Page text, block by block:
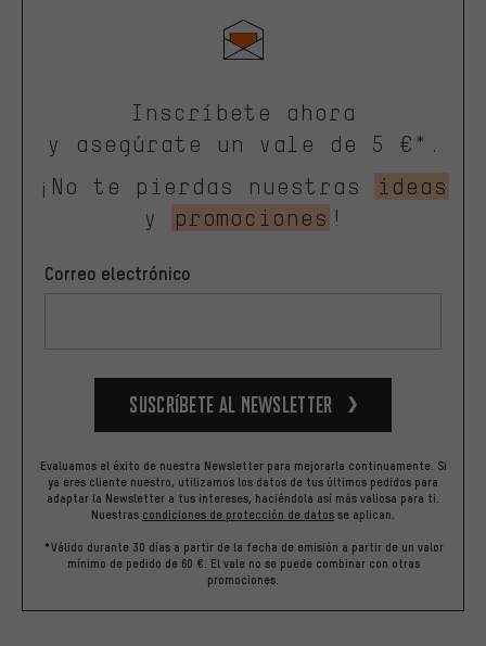
Inscríbete ahora
y asegúrate un vale de 5 €*.
¡No te pierdas nuestras
ideas
y
promociones !
Correo electrónico
Suscríbete al newsletter
Evaluamos el éxito de nuestra Newsletter para mejorarla continuamente. Si
ya eres cliente nuestro, utilizamos los datos de tus últimos pedidos para
adaptar la Newsletter a tus intereses, haciéndola así más valiosa para ti.
Nuestras condiciones de protección de datos se aplican.
*Válido durante 30 días a partir de la fecha de emisión a partir de un valor
mínimo de pedido de 60 €. El vale no se puede combinar con otras
promociones.